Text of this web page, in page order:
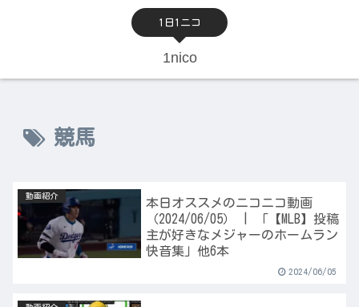
1日1ニコ
1nico
競馬
動画紹介
本日オススメのニコニコ動画
（2024/06/05） | 「【MLB】投稿
主が好きなメジャーのホームラン
快音集」他6本
2024/06/05